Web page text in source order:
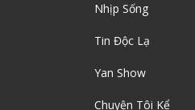
Nhịp Sống
Tin Độc Lạ
Yan Show
Chuyện Tôi Kể